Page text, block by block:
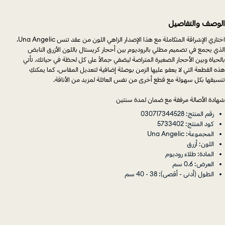
الوصف والتفاصيل
اختاري الإشراقة المتكاملة مع هذا الإصدار الزاهي اللون من عقد تنس Una Angelic،
الذي يجمع في تصميم مطلي بالروديوم بين أحجار كريستال باللون الأزرق النابض
بالحياة وبين الأحجار الصغيرة المتراصة ليضفي جمالاً على كل لحظة في حياتك. تأتي
هذه القطعة التي لا يعفو عليها الزمن بوصلة إضافية لتعديل المقاس، كما يمكنكِ
تنسيقها بكل سهولة مع قطع أخرى من نفس العائلة لمزيد من الأناقة.
شهادة الأصالة مرفقة مع ضمان لمدة سنتين
رقم المنتج: 030717344528
كود المنتج: 5733402
المجموعة: Una Angelic
اللون: أزرق
المادة: طلاء روديوم
العرض: 0.6 سم
الطول (أدنى - أقصى): 38 - 40 سم